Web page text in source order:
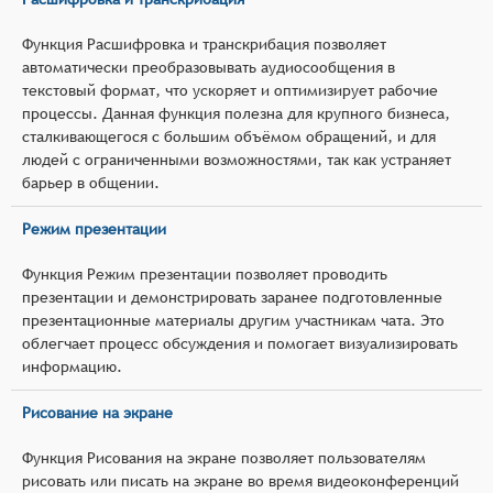
Функция Расшифровка и транскрибация позволяет
автоматически преобразовывать аудиосообщения в
текстовый формат, что ускоряет и оптимизирует рабочие
процессы. Данная функция полезна для крупного бизнеса,
сталкивающегося с большим объёмом обращений, и для
людей с ограниченными возможностями, так как устраняет
барьер в общении.
Режим презентации
Функция Режим презентации позволяет проводить
презентации и демонстрировать заранее подготовленные
презентационные материалы другим участникам чата. Это
облегчает процесс обсуждения и помогает визуализировать
информацию.
Рисование на экране
Функция Рисования на экране позволяет пользователям
рисовать или писать на экране во время видеоконференций